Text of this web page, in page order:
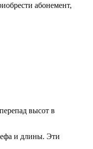
абонемент,
высот в
и длины. Эти